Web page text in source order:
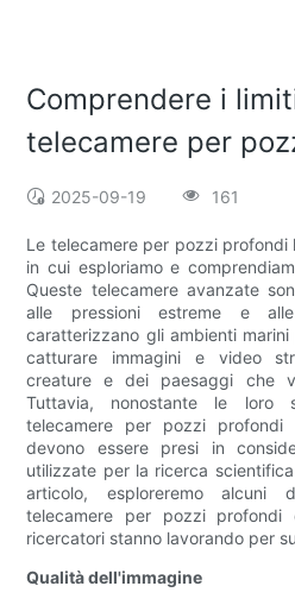
Comprendere i
telecamere per
2025-09-19 161
Le telecamere per pozzi profondi
in cui esploriamo e
Queste telecamere avanzate
alle pressioni estreme e
caratterizzano gli ambienti
catturare immagini e video
creature e dei paesaggi che
Tuttavia, nonostante le loro
telecamere per pozzi
devono essere presi in
utilizzate per la ricerca
articolo, esploreremo alcuni
telecamere per pozzi
ricercatori stanno lavorando per
Qualità dell'immagine